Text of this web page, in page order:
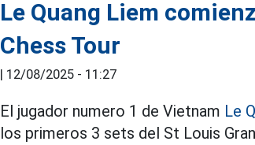
Le Quang Liem
Chess Tour
| 12/08/2025 - 11:27
El jugador numero 1 de Vietnam Le
los primeros 3 sets del St Louis